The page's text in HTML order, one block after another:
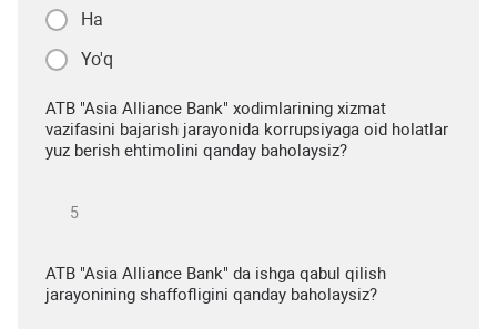
Ha
Yo'q
ATB "Asia Alliance Bank" xodimlarining xizmat
vazifasini bajarish jarayonida korrupsiyaga oid holatlar
yuz berish ehtimolini qanday baholaysiz?
ATB "Asia Alliance Bank" da ishga qabul qilish
jarayonining shaffofligini qanday baholaysiz?